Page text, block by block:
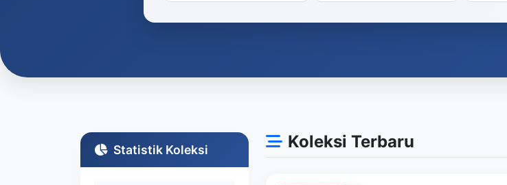
Statistik Koleksi Koleksi Terbaru